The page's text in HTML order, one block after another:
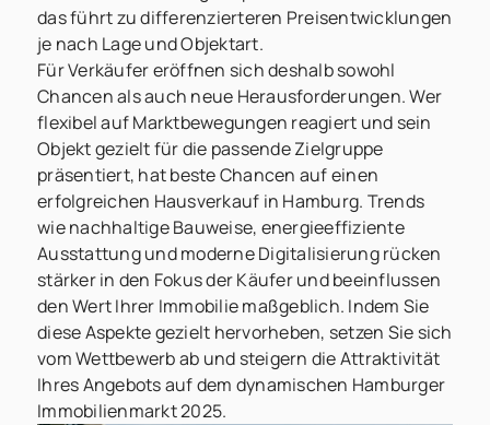
das führt zu differenzierteren Preisentwicklungen
je nach Lage und Objektart.
Für Verkäufer eröffnen sich deshalb sowohl
Chancen als auch neue Herausforderungen. Wer
flexibel auf Marktbewegungen reagiert und sein
Objekt gezielt für die passende Zielgruppe
präsentiert, hat beste Chancen auf einen
erfolgreichen Hausverkauf in Hamburg. Trends
wie nachhaltige Bauweise, energieeffiziente
Ausstattung und moderne Digitalisierung rücken
stärker in den Fokus der Käufer und beeinflussen
den Wert Ihrer Immobilie maßgeblich. Indem Sie
diese Aspekte gezielt hervorheben, setzen Sie sich
vom Wettbewerb ab und steigern die Attraktivität
Ihres Angebots auf dem dynamischen Hamburger
Immobilienmarkt 2025.